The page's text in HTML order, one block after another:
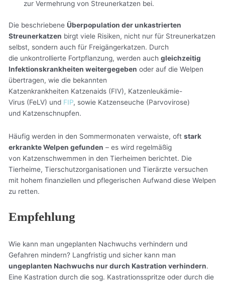
zur Vermehrung von Streunerkatzen bei.
Die beschriebeneÜberpopulation der unkastrierten
Streunerkatzen birgt viele Risiken, nicht nur für Streunerkatzen
selbst, sondern auch für Freigängerkatzen. Durch
die unkontrollierte Fortpflanzung, werden auchgleichzeitig
Infektionskrankheiten weitergegeben oder auf die Welpen
übertragen, wie die bekannten
Katzenkrankheiten Katzenaids (FIV), Katzenleukämie-
Virus (FeLV) und FIP, sowie Katzenseuche (Parvovirose)
und Katzenschnupfen.
Häufig werden in den Sommermonaten verwaiste, oftstark
erkrankte Welpen gefunden – es wird regelmäßig
von Katzenschwemmen in den Tierheimen berichtet. Die
Tierheime, Tierschutzorganisationen und Tierärzte versuchen
mit hohem finanziellen und pflegerischen Aufwand diese Welpen
zu retten.
Empfehlung
Wie kann man ungeplanten Nachwuchs verhindern und
Gefahren mindern? Langfristig und sicher kann man
ungeplanten Nachwuchs nur durch Kastration verhindern.
Eine Kastration durch die sog. Kastrationsspritze oder durch die